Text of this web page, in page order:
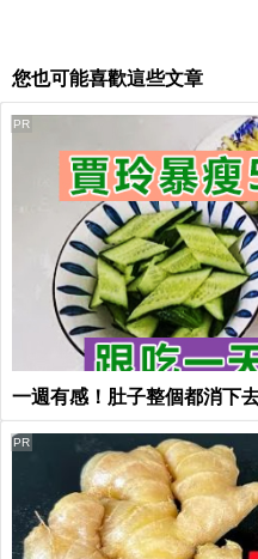
您也可能喜歡這些文章
一週有感！肚子整個都消下
PR
PR